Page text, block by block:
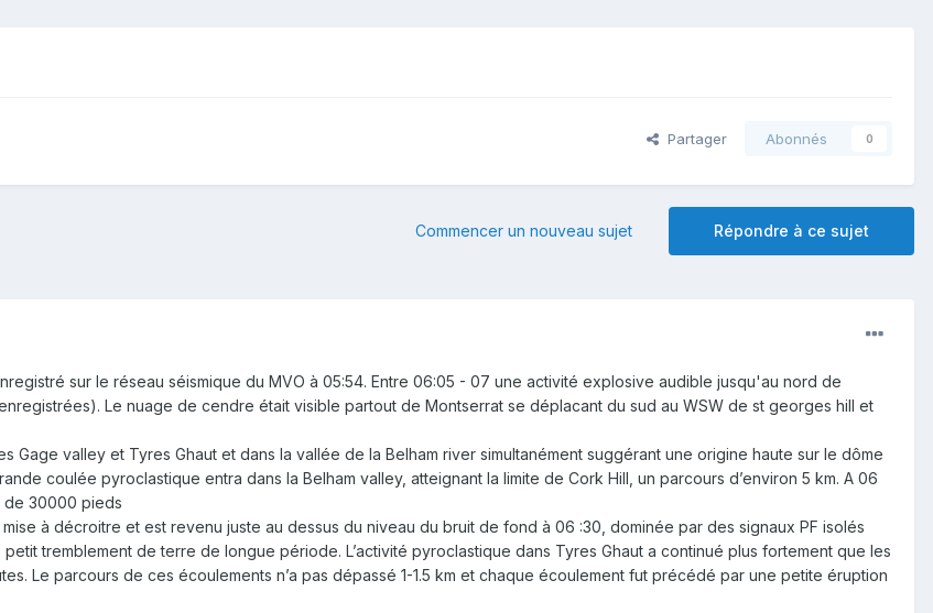
Partager Abonnés 0
Répondre à ce sujet
Commencer un nouveau sujet
sur le réseau séismique du MVO à 05:54. Entre 06:05 - 07 une activité explosive audible jusqu'au nord de
Le nuage de cendre était visible partout de Montserrat se déplacant du sud au WSW de st georges hill et
Gage valley et Tyres Ghaut et dans la vallée de la Belham river simultanément suggérant une origine haute sur le dôme
coulée pyroclastique entra dans la Belham valley, atteignant la limite de Cork Hill, un parcours d’environ 5 km. A 06
de 30000 pieds
mise à décroitre et est revenu juste au dessus du niveau du bruit de fond à 06 :30, dominée par des signaux PF isolés
tremblement de terre de longue période. L’activité pyroclastique dans Tyres Ghaut a continué plus fortement que les
Le parcours de ces écoulements n’a pas dépassé 1-1.5 km et chaque écoulement fut précédé par une petite éruption